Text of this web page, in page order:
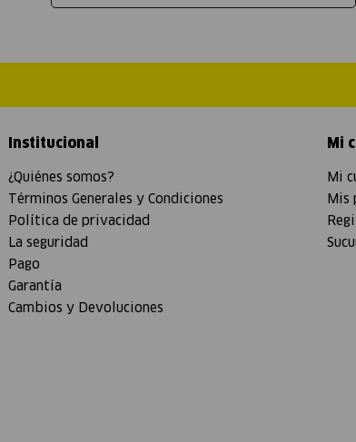
Institucional
¿Quiénes somos?
Términos Generales y Condiciones
Política de privacidad
La seguridad
Pago
Garantía
Cambios y Devoluciones
Mi
Mi
Mis